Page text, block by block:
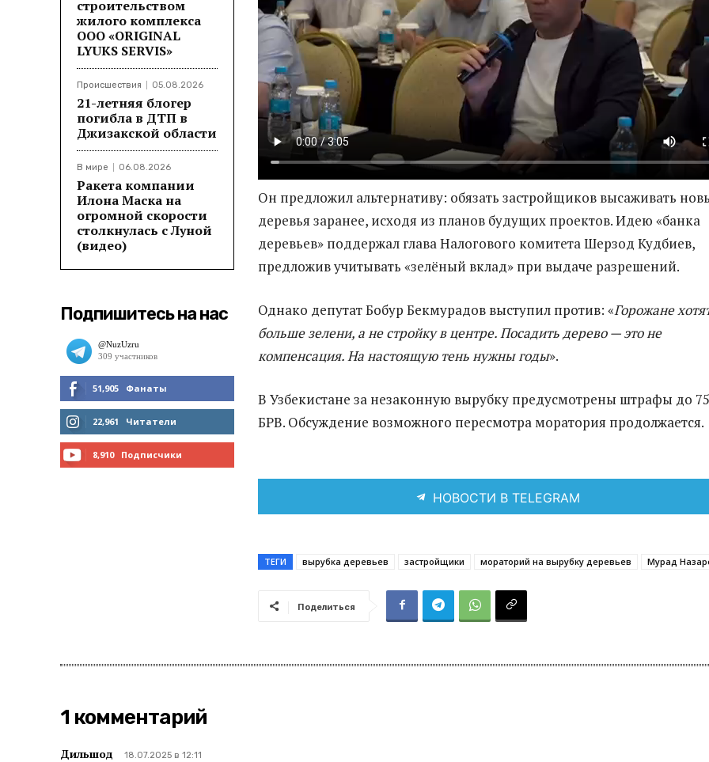
строительством
жилого комплекса
ООО «ORIGINAL
LYUKS SERVIS»
Происшествия 05.08.2026
21-летняя блогер
погибла в ДТП в
Джизакской области
В мире 06.08.2026
Ракета компании
Илона Маска на
огромной скорости
столкнулась с Луной
(видео)
Подпишитесь на нас
51,905 Фанаты
МНЕ НРАВИТСЯ
22,961 Читатели
8,910 Подписчики
Он предложил альтернативу: обязать застройщиков высаживать
деревья заранее, исходя из планов будущих проектов. Идею «банка
деревьев» поддержал глава Налогового комитета Шерзод Кудбиев,
предложив учитывать «зелёный вклад» при выдаче разрешений.
Однако депутат Бобур Бекмурадов выступил против: «Горожане
больше зелени, а не стройку в центре. Посадить дерево — это не
компенсация. На настоящую тень нужны годы».
В Узбекистане за незаконную вырубку предусмотрены штрафы до 75
БРВ. Обсуждение возможного пересмотра моратория продолжается.
НОВОСТИ В TELEGRAM
ТЕГИ вырубка деревьев застройщики мораторий на вырубку деревьев Мурад
Поделиться
1 комментарий
Дильшод 18.07.2025 в 12:11